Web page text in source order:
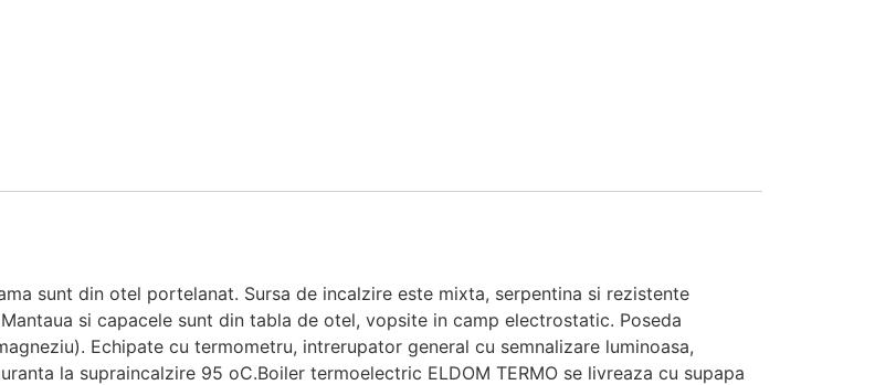
sunt din otel portelanat. Sursa de incalzire este mixta, serpentina si rezistente
si capacele sunt din tabla de otel, vopsite in camp electrostatic. Poseda
Echipate cu termometru, intrerupator general cu semnalizare luminoasa,
la supraincalzire 95 oC.Boiler termoelectric ELDOM TERMO se livreaza cu supapa